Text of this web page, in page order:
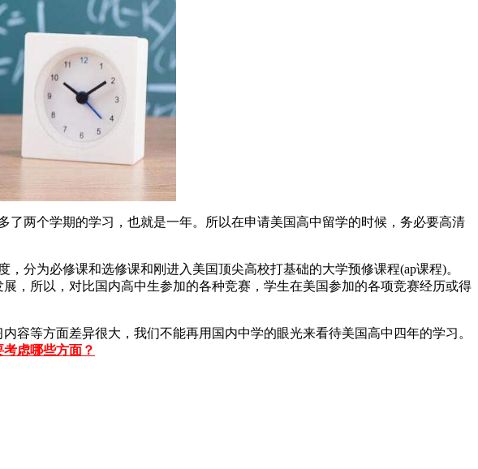
两个学期的学习，也就是一年。所以在申请美国高中留学的时候，务必要高清
为必修课和选修课和刚进入美国顶尖高校打基础的大学预修课程(ap课程)。
，所以，对比国内高中生参加的各种竞赛，学生在美国参加的各项竞赛经历或得
等方面差异很大，我们不能再用国内中学的眼光来看待美国高中四年的学习。
虑哪些方面？